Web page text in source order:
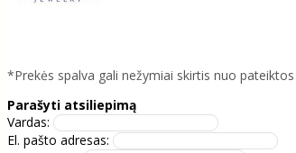
*Prekės spalva gali nežymiai skirtis nuo
Parašyti atsiliepimą
Vardas:
El. pašto adresas: